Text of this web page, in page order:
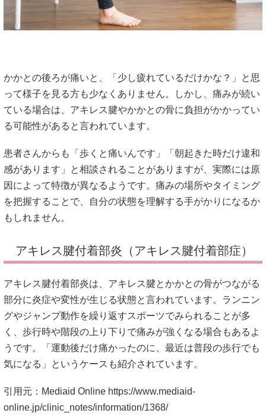
かかとの後ろが痛いと、「少し疲れているだけかな？」と思
って様子を見る方も少なくありません。しかし、痛みが続い
ている場合は、アキレス腱やかかとの骨に負担がかかってい
る可能性があると言われています。
患者さんからも「歩くと痛いんです」「朝起きた時だけ違和
感があります」と相談されることがありますが、実際には原
因によって特徴が異なるようです。痛みの場所やタイミング
を把握することで、自分の状態を理解する手がかりになるか
もしれません。
アキレス腱付着部炎（アキレス腱付着部症）
アキレス腱付着部炎は、アキレス腱とかかとの骨がつながる
部分に炎症や変性が生じる状態と言われています。ランニン
グやジャンプ動作を繰り返すスポーツでみられることが多
く、歩行時や階段の上り下りで痛みが強くなる場合もあるよ
うです。「運動後だけ痛かったのに、最近は普段の歩行でも
気になる」というケースも紹介されています。
引用元：Mediaid Online https://www.mediaid-
online.jp/clinic_notes/information/1368/